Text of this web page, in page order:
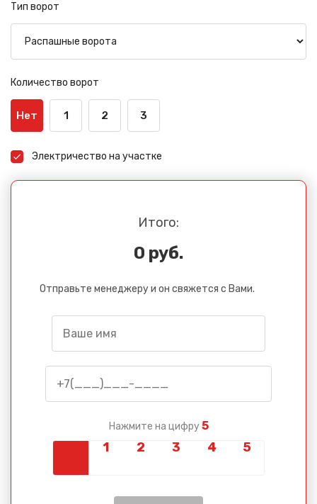
Тип ворот
Количество ворот
Нет 1 2 3
Электричество на участке
Итого:
0 руб.
Отправьте менеджеру и он свяжется с Вами.
Нажмите на цифру 5